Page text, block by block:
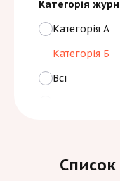
Категорія
Категорія А
Категорія Б
Всі
Scopus
Список